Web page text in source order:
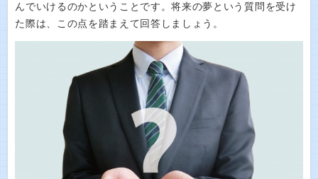
んでいけるのかということです。将来の夢という質問を受け
た際は、この点を踏まえて回答しましょう。